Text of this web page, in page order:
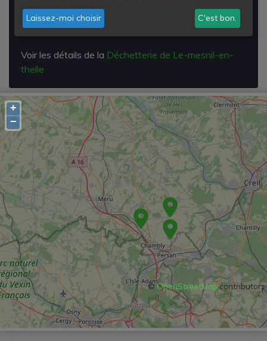
Rd 924
60530
Le Mesnil-en-Thelle
Voir les détails de la Déchetterie de Le-mesnil-en-
thelle
+
−
©OpenStreetMapcontributors
Laissez-moi choisir C'est bon.